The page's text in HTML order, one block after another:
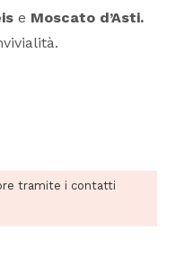
e Moscato d’Asti.
tramite i contatti